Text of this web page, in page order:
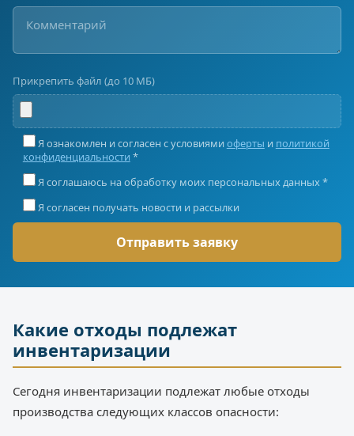
Прикрепить файл (до 10 МБ)
Я ознакомлен и согласен с условиями оферты и политикой
конфиденциальности *
Я соглашаюсь на обработку моих персональных данных *
Я согласен получать новости и рассылки
Какие отходы подлежат
инвентаризации
Сегодня инвентаризации подлежат любые отходы
производства следующих классов опасности: